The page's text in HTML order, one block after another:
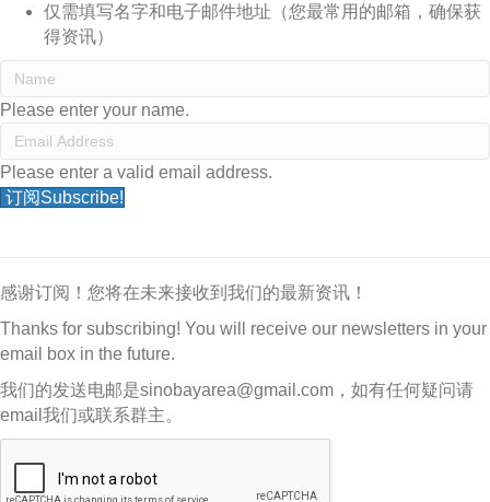
仅需填写名字和电子邮件地址（您最常用的邮箱，确保获
得资讯）
Please enter your name.
Please enter a valid email address.
订阅Subscribe!
感谢订阅！您将在未来接收到我们的最新资讯！
Thanks for subscribing! You will receive our newsletters in your
email box in the future.
我们的发送电邮是sinobayarea@gmail.com，如有任何疑问请
email我们或联系群主。